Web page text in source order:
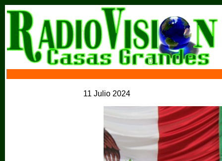
11 Julio 2024